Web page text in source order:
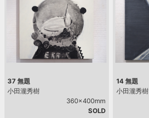
37 無題
小田瀧秀樹
360x400mm
SOLD
14 無題
小田瀧秀樹